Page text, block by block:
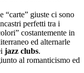
“carte” giuste ci sono
perfetti tra i
costantemente in
ed alternarle
jazz clubs.
al romanticismo ed